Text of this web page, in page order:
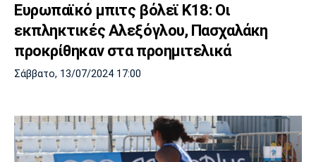
Ευρωπαϊκό μπιτς βόλεϊ Κ18: Οι
εκπληκτικές Αλεξόγλου, Πασχαλάκη
προκρίθηκαν στα προημιτελικά
Σάββατο, 13/07/2024 17:00